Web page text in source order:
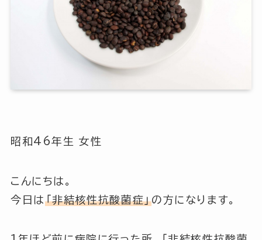
昭和46年生 女性
こんにちは。
今日は 「非結核性抗酸菌症」の方になります。